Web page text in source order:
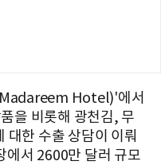
Hotel)'에서
을 비롯해 광천김, 무
대한 수출 상담이 이뤄
에서 2600만 달러 규모